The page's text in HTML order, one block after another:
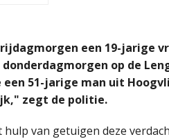
een 19-jarige
op de
51-jarige man uit
zegt de politie.
van getuigen deze